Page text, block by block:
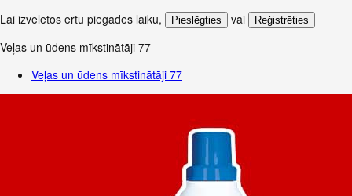
Lai izvēlētos ērtu piegādes laiku, Pieslēgties vai Reģistrēties
Veļas un ūdens mīkstinātāji 77
Veļas un ūdens mīkstinātāji 77